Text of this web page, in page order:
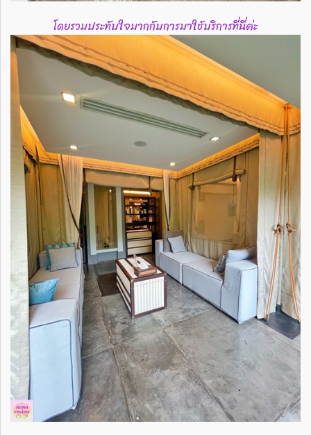
โดยรวมประทับใจมากกับการมาใช้บริการที่นี่ค่ะ